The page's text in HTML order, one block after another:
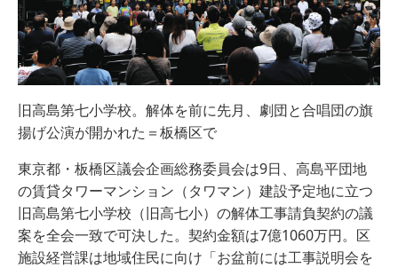
旧高島第七小学校。解体を前に先月、劇団と合唱団の旗
揚げ公演が開かれた＝板橋区で
東京都・板橋区議会企画総務委員会は9日、高島平団地
の賃貸タワーマンション（タワマン）建設予定地に立つ
旧高島第七小学校（旧高七小）の解体工事請負契約の議
案を全会一致で可決した。契約金額は7億1060万円。区
施設経営課は地域住民に向け「お盆前には工事説明会を